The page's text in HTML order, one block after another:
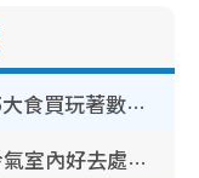
【8月生日優惠2026】全港85大食買玩著數攻略 自助餐/火鍋放題同行免費＋誠品/DONKI送現金券
香港室內好去處｜逾35大歎冷氣室內好去處推介 室內活動免費避雨無懼落雨